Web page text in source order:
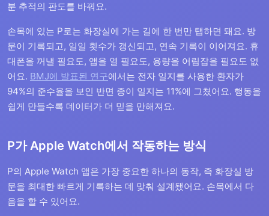
분 추적의 판도를 바꿔요.
손목에 있는 P로는 화장실에 가는 길에 한 번만 탭하면 돼요. 방
문이 기록되고, 일일 횟수가 갱신되고, 연속 기록이 이어져요. 휴
대폰을 꺼낼 필요도, 앱을 열 필요도, 용량을 어림잡을 필요도 없
어요. BMJ에 발표된 연구에서는 전자 일지를 사용한 환자가
94%의 준수율을 보인 반면 종이 일지는 11%에 그쳤어요. 행동을
쉽게 만들수록 데이터가 더 믿을 만해져요.
P가 Apple Watch에서 작동하는 방식
P의 Apple Watch 앱은 가장 중요한 하나의 동작, 즉 화장실 방
문을 최대한 빠르게 기록하는 데 맞춰 설계됐어요. 손목에서 다
음을 할 수 있어요.